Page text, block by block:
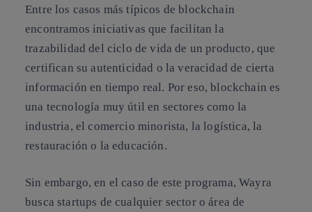
Entre los casos más típicos de blockchain
encontramos iniciativas que facilitan la
trazabilidad del ciclo de vida de un producto, que
certifican su autenticidad o la veracidad de cierta
información en tiempo real. Por eso, blockchain es
una tecnología muy útil en sectores como la
industria, el comercio minorista, la logística, la
restauración o la educación.
Sin embargo, en el caso de este programa, Wayra
busca startups de cualquier sector o área de